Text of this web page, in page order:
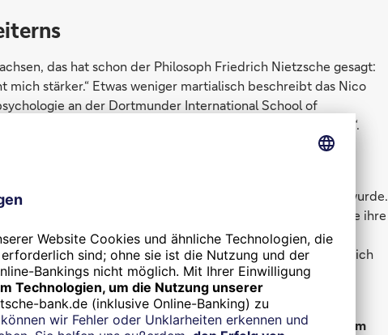
das hat schon der Philosoph Friedrich Nietzsche gesagt:
mich stärker.“ Etwas weniger martialisch beschreibt das Nico
an der Dortmunder International School of
„zu den großartigen Seiten der menschlichen Existenz“.
das Beste in uns hervor.“
haben untersucht, was aus jenen jungen
auf ein medizinisches Forschungsstipendium abgelehnt wurde.
veröffentlichten sie später genauso viele Studien wie ihre
erhalten hatten. Ihre Arbeiten waren jedoch von deutlich
so die Autoren der Studie, habe sie davor bewahrt, sich
Lorbeeren auszuruhen.
zu verarbeiten fällt zentral geführten Unternehmen extrem